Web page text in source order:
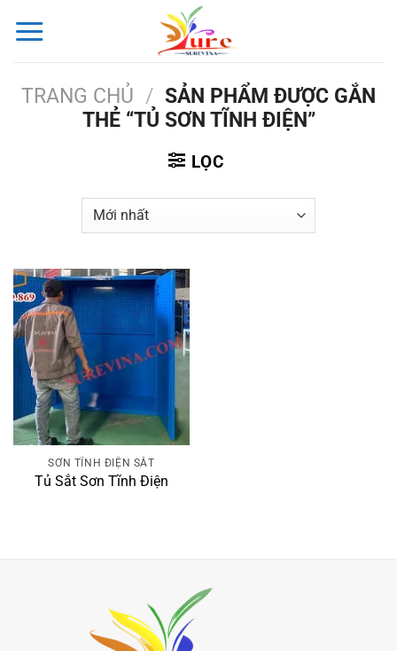
qua
nội
dungTRANG CHỦ / SẢN PHẨM ĐƯỢC GẮN
THẺ “TỦ SƠN TĨNH ĐIỆN”
LỌC
SƠN TĨNH ĐIỆN SẮT
Tủ Sắt Sơn Tĩnh Điện